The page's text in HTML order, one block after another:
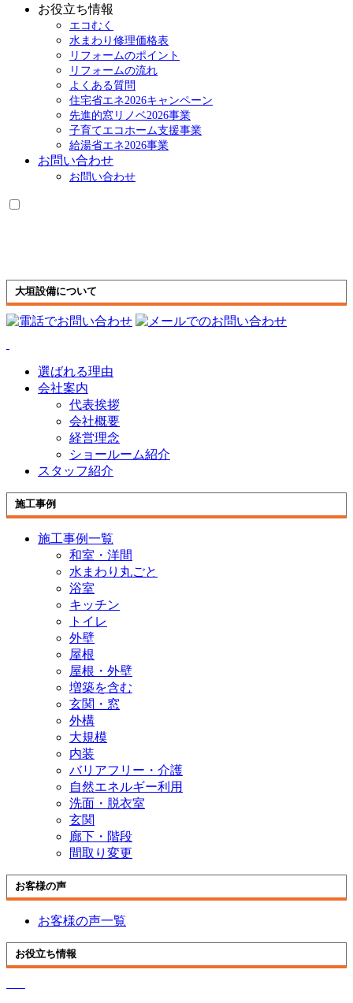
お役立ち情報
エコむく
水まわり修理価格表
リフォームのポイント
リフォームの流れ
よくある質問
住宅省エネ2026キャンペーン
先進的窓リノベ2026事業
子育てエコホーム支援事業
給湯省エネ2026事業
お問い合わせ
お問い合わせ
大垣設備について
選ばれる理由
会社案内
代表挨拶
会社概要
経営理念
ショールーム紹介
スタッフ紹介
施工事例
施工事例一覧
和室・洋間
水まわり丸ごと
浴室
キッチン
トイレ
外壁
屋根
屋根・外壁
増築を含む
玄関・窓
外構
大規模
内装
バリアフリー・介護
自然エネルギー利用
洗面・脱衣室
玄関
廊下・階段
間取り変更
お客様の声
お客様の声一覧
お役立ち情報